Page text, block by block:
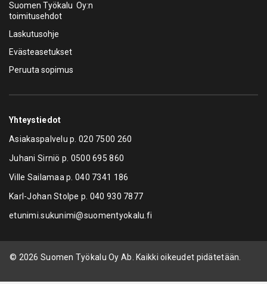
Suomen Työkalu Oy:n
toimitusehdot
Laskutusohje
Evästeasetukset
Peruuta sopimus
Yhteystiedot
Asiakaspalvelu p.020 7500 260
Juhani Sirniö p. 0500 695 860
Ville Sailamaa p.040 7341 186
Karl-Johan Stolpe p. 040 930 7877
etunimi.sukunimi@suomentyokalu.fi
© 2026 Suomen Työkalu Oy Ab. Kaikki oikeudet pidätetään.